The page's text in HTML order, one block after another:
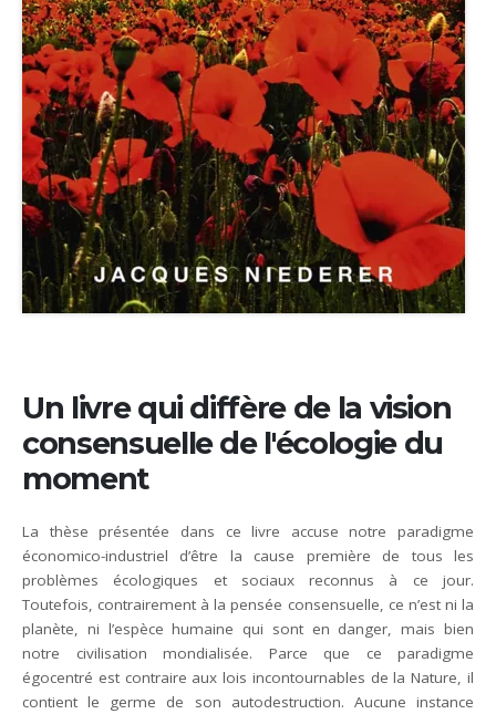
Un livre qui diffère de la vision
consensuelle de l'écologie du
moment
La thèse présentée dans ce livre accuse notre paradigme
économico-industriel d’être la cause première de tous les
problèmes écologiques et sociaux reconnus à ce jour.
Toutefois, contrairement à la pensée consensuelle, ce n’est ni la
planète, ni l’espèce humaine qui sont en danger, mais bien
notre civilisation mondialisée. Parce que ce paradigme
égocentré est contraire aux lois incontournables de la Nature, il
contient le germe de son autodestruction. Aucune instance